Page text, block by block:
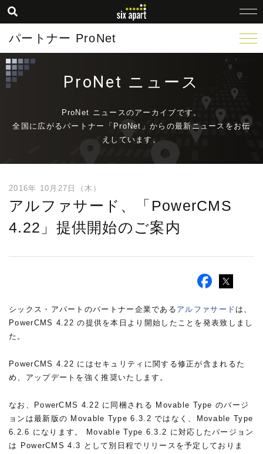
パートナー ProNet
ProNet ニュース
ProNet ニュースのアーカイブです。
全国に広がるパートナー「ProNet」からの最新ニュースをお伝
えしています。
2016年 10月27日（木）
アルファサード、「PowerCMS
4.22」提供開始のご案内
シックス・アパートのパートナー企業である アルファサード は、
PowerCMS 4.22 の提供を本日より開始したことを発表致しまし
た。
PowerCMS 4.22 にはセキュリティに関する修正が含まれるた
め、アップデートを強く推奨いたします。
なお、PowerCMS 4.22 に同梱される Movable Type のバージ
ョンは最新版の Movable Type 6.3.2 ではなく、Movable Type
6.2.6 になります。 Movable Type 6.3.2 に対応したバージョン
は PowerCMS 4.3 として別日程でリリースを予定しておりま